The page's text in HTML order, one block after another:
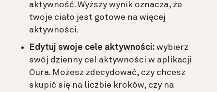
aktywność. Wyższy wynik oznacza, że
twoje ciało jest gotowe na więcej
aktywności.
Edytuj swoje cele aktywności: wybierz
swój dzienny cel aktywności w aplikacji
Oura. Możesz zdecydować, czy chcesz
skupić się na liczbie kroków, czy na